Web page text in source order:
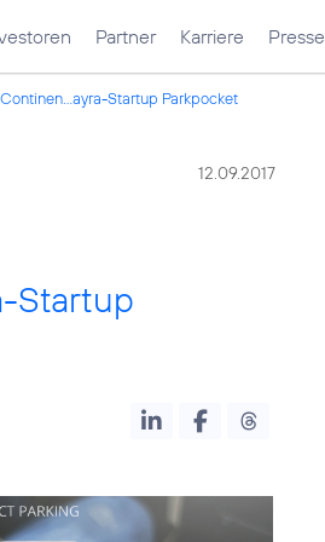
Partner Karriere Presse
Startup Parkpocket
12.09.2017
Startup